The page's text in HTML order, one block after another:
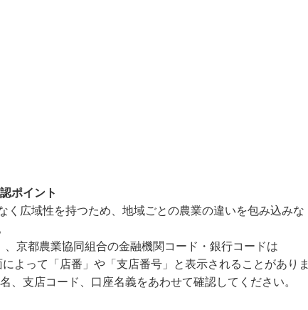
ポイント
く広域性を持つため、地域ごとの農業の違いを包み込みな
京都農業協同組合の金融機関コード・銀行コードは
よって「店番」や「支店番号」と表示されることがありま
、支店コード、口座名義をあわせて確認してください。